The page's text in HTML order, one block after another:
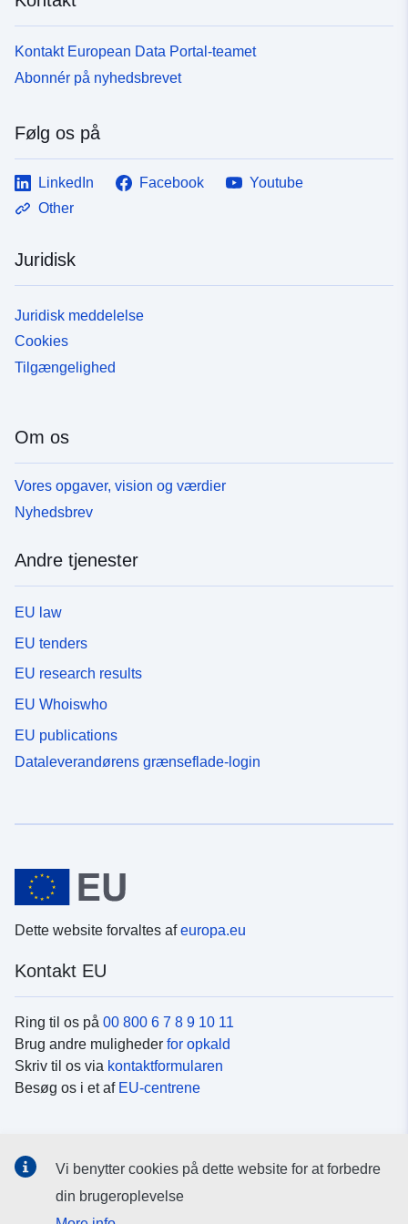
Kontakt European Data Portal-teamet
Abonnér på nyhedsbrevet
Følg os på
LinkedIn Facebook
Youtube
Other
Juridisk
Juridisk meddelelse
Cookies
Tilgængelighed
Om os
Vores opgaver, vision og værdier
Nyhedsbrev
Andre tjenester
EU law
EU tenders
EU research results
EU Whoiswho
EU publications
Dataleverandørens grænseflade-login
Dette website forvaltes afeuropa.eu
Kontakt EU
Ring til os på 00 800 6 7 8 9 10 11
Brug andre muligheder for opkald
Skriv til os via kontaktformularen
Besøg os i et af EU-centrene
Søg efter EU's sider påsociale medier
Vi benytter cookies på dette website for at forbedre
din brugeroplevelse